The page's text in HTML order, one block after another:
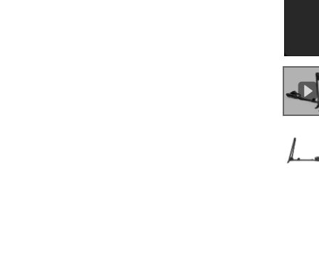
0:00
0:33